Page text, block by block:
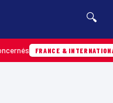
🔍
FRANCE & INTERNATIONALE